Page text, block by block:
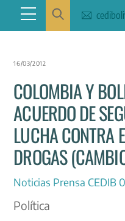
content
Menu
16/03/2012
COLOMBIA Y
ACUERDO DE
LUCHA CONTRA
DROGAS
Noticias Prensa CEDIB 0
Política